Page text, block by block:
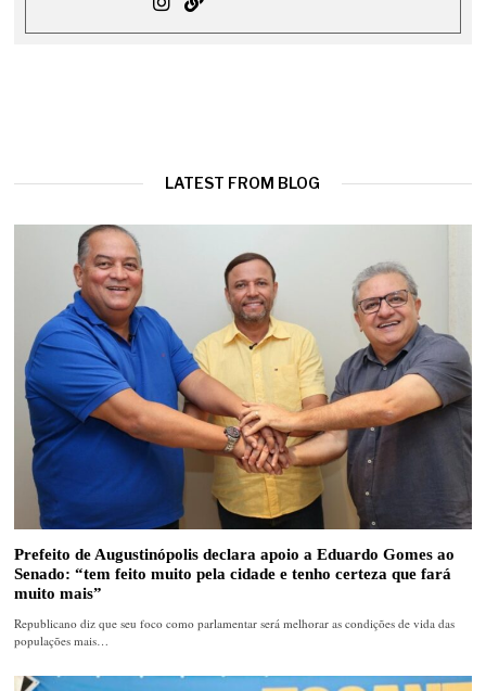
LATEST FROM BLOG
Prefeito de Augustinópolis declara apoio a Eduardo Gomes ao
Senado: “tem feito muito pela cidade e tenho certeza que fará
muito mais”
Republicano diz que seu foco como parlamentar será melhorar as condições de vida das
populações mais…